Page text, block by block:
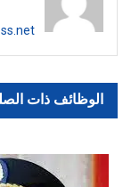
الوظائف ذات